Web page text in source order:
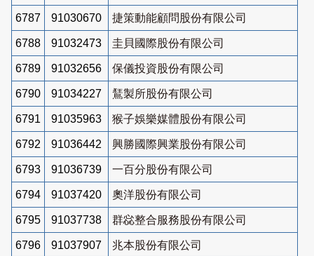
6787 91030670 捷策動能顧問股份有限公司
6788 91032473 圭貝國際股份有限公司
6789 91032656 保儀投資股份有限公司
6790 91034227 鵟製所股份有限公司
6791 91035963 猴子娛樂媒體股份有限公司
6792 91036442 興勝國際興業股份有限公司
6793 91036739 一百分股份有限公司
6794 91037420 奧洋股份有限公司
6795 91037738 群惢整合服務股份有限公司
6796 91037907 兆本股份有限公司